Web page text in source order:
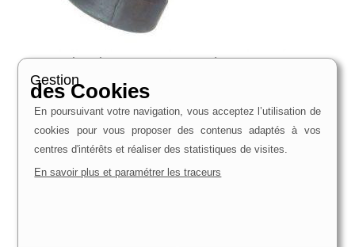
Voir le produit
Gestion
des Cookies
En poursuivant votre navigation, vous acceptez l’utilisation de
cookies pour vous proposer des contenus adaptés à vos
centres d'intérêts et réaliser des statistiques de visites.
En savoir plus et paramétrer les traceurs